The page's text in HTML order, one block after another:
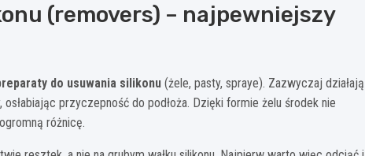
(removers) – najpewniejszy
do usuwania silikonu (żele, pasty, spraye). Zazwyczaj działają
przyczepność do podłoża. Dzięki formie żelu środek nie
różnicę.